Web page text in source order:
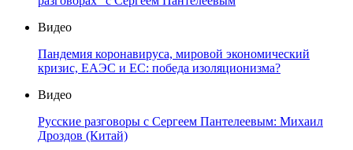
Видео
Пандемия коронавируса, мировой экономический
кризис, ЕАЭС и ЕС: победа изоляционизма?
Видео
Русские разговоры с Сергеем Пантелеевым: Михаил
Дроздов (Китай)